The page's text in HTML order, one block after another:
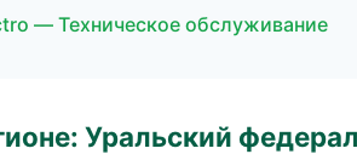
— Техническое обслуживание
Уральский